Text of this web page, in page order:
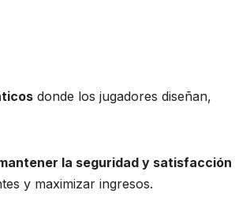
donde los jugadores diseñan,
la seguridad y satisfacción
y maximizar ingresos.